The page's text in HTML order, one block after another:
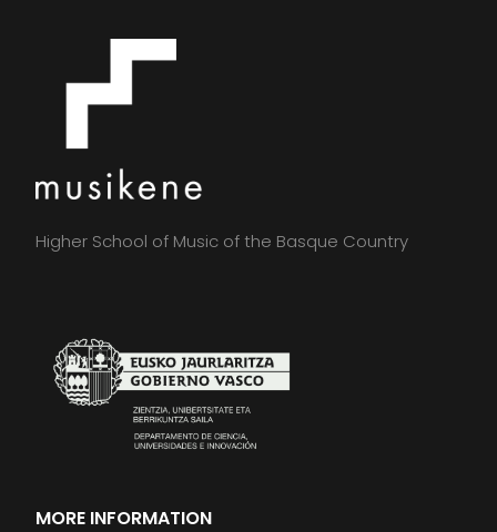
Higher School of Music of the Basque Country
MORE INFORMATION